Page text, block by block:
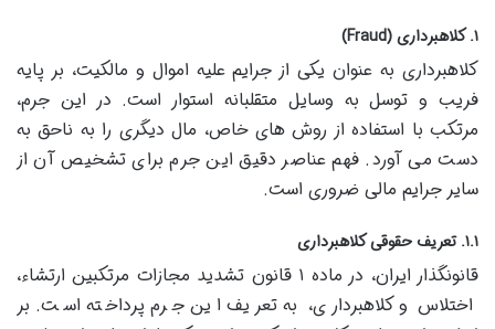
۱. کلاهبرداری (Fraud)
کلاهبرداری به عنوان یکی از جرایم علیه اموال و مالکیت، بر پایه
فریب و توسل به وسایل متقلبانه استوار است. در این جرم،
مرتکب با استفاده از روش های خاص، مال دیگری را به ناحق به
دست می آورد. فهم عناصر دقیق این جرم برای تشخیص آن از
سایر جرایم مالی ضروری است.
۱.۱. تعریف حقوقی کلاهبرداری
قانونگذار ایران، در ماده ۱ قانون تشدید مجازات مرتکبین ارتشاء،
اختلاس و کلاهبرداری، به تعریف این جرم پرداخته است. بر